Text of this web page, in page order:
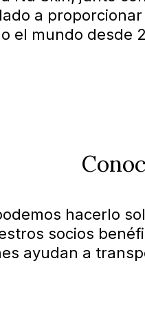
a
el mundo desde
hacerlo
socios
ayudan a